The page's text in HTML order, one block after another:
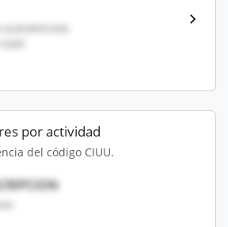
por actividad
del código CIUU.